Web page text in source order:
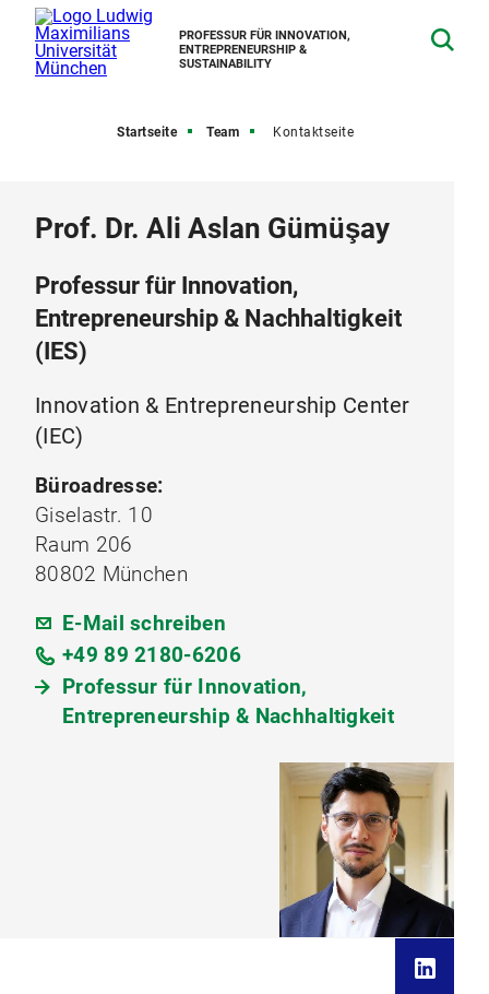
PROFESSUR FÜR INNOVATION,
ENTREPRENEURSHIP &
SUSTAINABILITY
Startseite Team Kontaktseite
Prof. Dr. Ali Aslan Gümüşay
Professur für Innovation,
Entrepreneurship & Nachhaltigkeit
(IES)
Innovation & Entrepreneurship Center
(IEC)
Büroadresse:
Giselastr. 10
Raum 206
80802 München
E-Mail schreiben
+49 89 2180-6206
Professur für Innovation,
Entrepreneurship & Nachhaltigkeit